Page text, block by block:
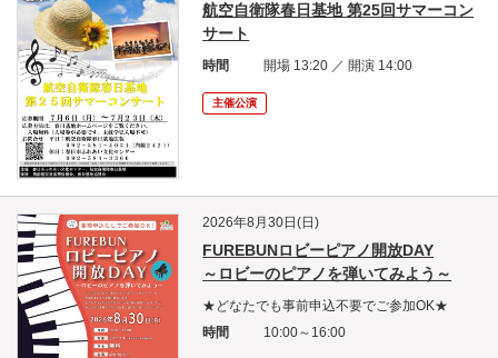
航空自衛隊春日基地 第25回サマーコン
サート
時間 開場 13:20 ／ 開演 14:00
主催公演
2026年8月30日(日)
FUREBUNロビーピアノ開放DAY
～ロビーのピアノを弾いてみよう～
★どなたでも事前申込不要でご参加OK★
時間
10:00～16:00